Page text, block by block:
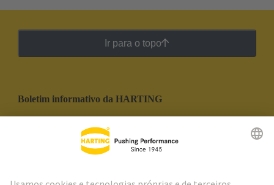
Ir para o topo
Boletim informativo da HARTING